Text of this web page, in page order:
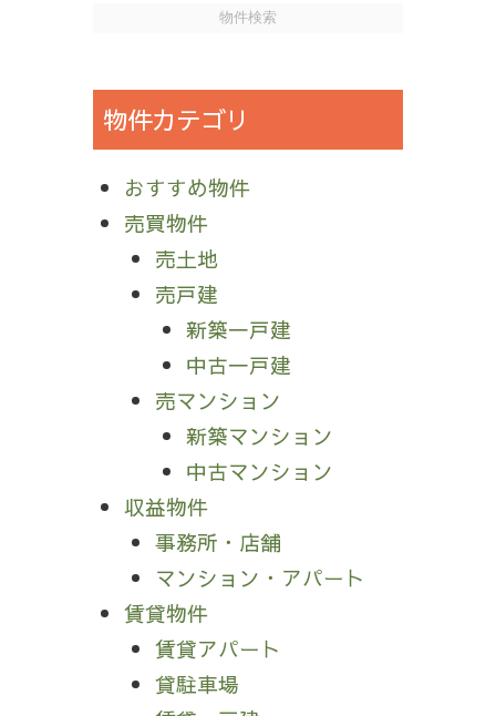
物件カテゴリ
おすすめ物件
売買物件
売土地
売戸建
新築一戸建
中古一戸建
売マンション
新築マンション
中古マンション
収益物件
事務所・店舗
マンション・アパート
賃貸物件
賃貸アパート
貸駐車場